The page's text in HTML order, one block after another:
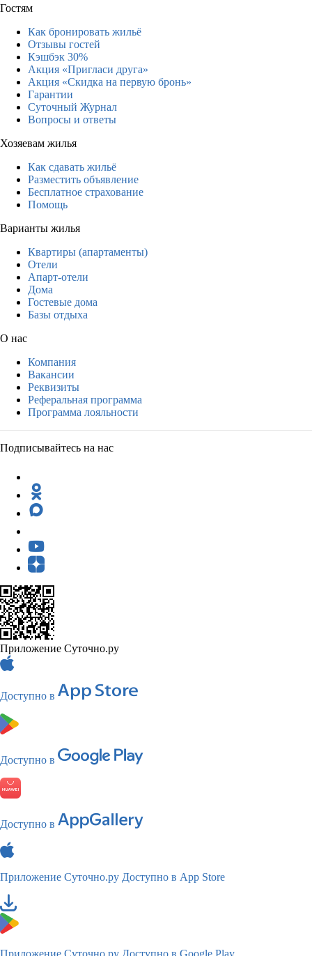
Гостям
Как бронировать жильё
Отзывы гостей
Кэшбэк 30%
Акция «Пригласи друга»
Акция «Скидка на первую бронь»
Гарантии
Суточный Журнал
Вопросы и ответы
Хозяевам жилья
Как сдавать жильё
Разместить объявление
Бесплатное страхование
Помощь
Варианты жилья
Квартиры (апартаменты)
Отели
Апарт-отели
Дома
Гостевые дома
Базы отдыха
О нас
Компания
Вакансии
Реквизиты
Реферальная программа
Программа лояльности
Подписывайтесь на нас
Приложение Суточно.ру
Доступно в
Доступно в
Доступно в
Приложение Суточно.ру Доступно в App Store
Приложение Суточно.ру Доступно в Google Play